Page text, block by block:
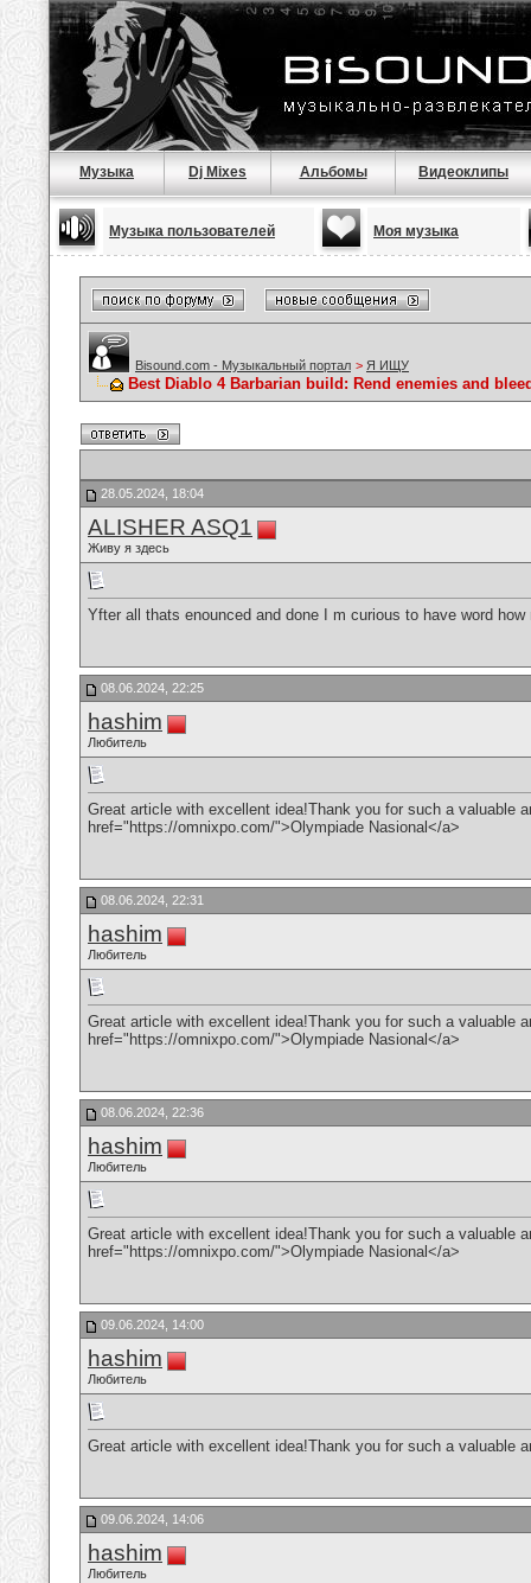
Музыка Dj Mixes Альбомы Видеоклипы
Музыка пользователей Моя музыка
Bisound.com - Музыкальный портал > Я ИЩУ
Best Diablo 4 Barbarian build: Rend enemies and
28.05.2024, 18:04
ALISHER ASQ1
Живу я здесь
Yfter all thats enounced and done I m curious to have word
08.06.2024, 22:25
hashim
Любитель
Great article with excellent idea!Thank you for such a valuable
href="https://omnixpo.com/">Olympiade Nasional</a>
08.06.2024, 22:31
hashim
Любитель
Great article with excellent idea!Thank you for such a valuable
href="https://omnixpo.com/">Olympiade Nasional</a>
08.06.2024, 22:36
hashim
Любитель
Great article with excellent idea!Thank you for such a valuable
href="https://omnixpo.com/">Olympiade Nasional</a>
09.06.2024, 14:00
hashim
Любитель
Great article with excellent idea!Thank you for such a valuable
09.06.2024, 14:06
hashim
Любитель